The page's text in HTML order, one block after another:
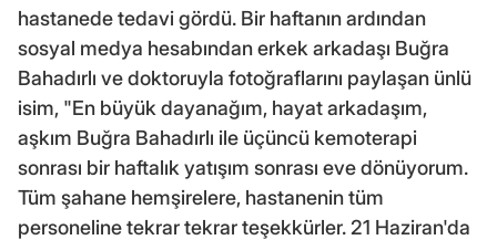
hastanede tedavi gördü. Bir haftanın ardından
sosyal medya hesabından erkek arkadaşı Buğra
Bahadırlı ve doktoruyla fotoğraflarını paylaşan ünlü
isim, "En büyük dayanağım, hayat arkadaşım,
aşkım Buğra Bahadırlı ile üçüncü kemoterapi
sonrası bir haftalık yatışım sonrası eve dönüyorum.
Tüm şahane hemşirelere, hastanenin tüm
personeline tekrar tekrar teşekkürler. 21 Haziran'da